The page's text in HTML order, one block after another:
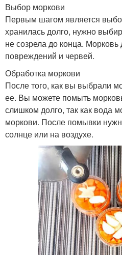
Выбор моркови
Первым шагом является
хранилась долго, нужно
не созрела до конца.
повреждений и червей.
Обработка моркови
После того, как вы выбрали
ее. Вы можете помыть
слишком долго, так как вода
моркови. После помывки
солнце или на воздухе.